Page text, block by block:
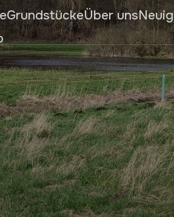
GrundstückeÜber uns